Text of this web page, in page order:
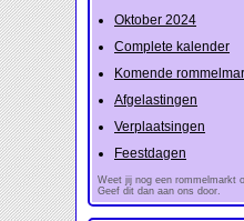
Oktober 2024
Complete kalender
Komende
Afgelastingen
Verplaatsingen
Feestdagen
Weet jij nog een rommelmarkt
Geef dit dan aan ons door.